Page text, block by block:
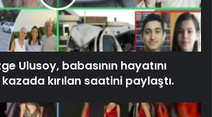
Ulusoy, babasının hayatını
kırılan saatini paylaştı.